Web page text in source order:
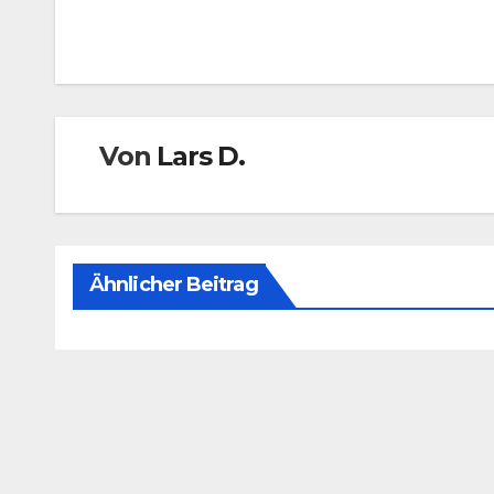
Von Lars D.
Ähnlicher Beitrag